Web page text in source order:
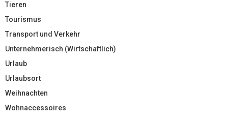
Tieren
Tourismus
Transport und Verkehr
Unternehmerisch (Wirtschaftlich)
Urlaub
Urlaubsort
Weihnachten
Wohnaccessoires